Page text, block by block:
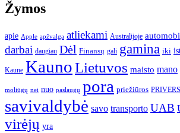
Žymos
apie Apple apžvalga atliekami Australijoje
darbai daugiau Dėl Finansų gali gamina iki
Kaune KaunoLietuvos maisto mano
moliūgų nei nuo paslaugų pora priežiūros
savivaldybė savo transporto UAB
virėjų yra